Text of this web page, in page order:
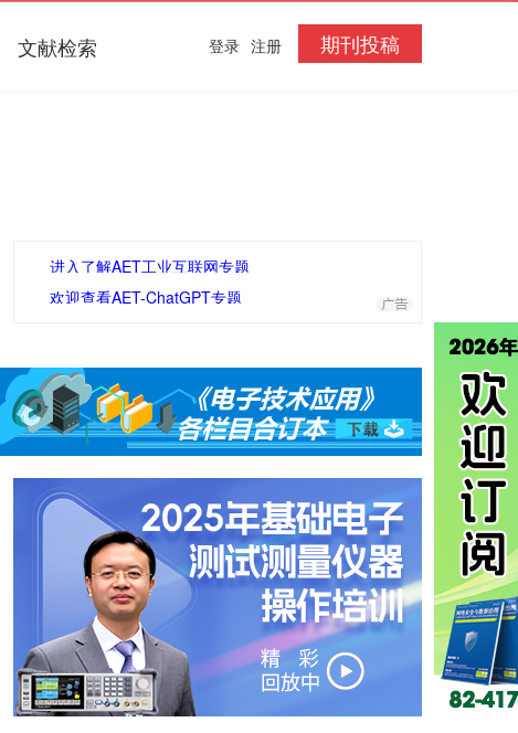
文献检索 期刊投稿
登录 注册
进入了解AET工业互联网专题
欢迎查看AET-ChatGPT专题